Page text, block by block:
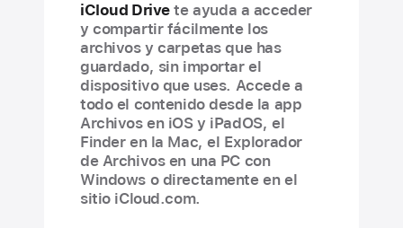
iCloud Drivete ayuda a acceder
y compartir fácilmente los
archivos y carpetas que has
guardado, sin importar el
dispositivo que uses. Accede a
todo el contenido desde la app
Archivos en iOS y iPadOS, el
Finder en la Mac, el Explorador
de Archivos en una PC con
Windows o directamente en el
sitio iCloud.com.